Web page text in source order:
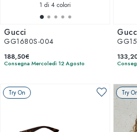
1 di 4 colori
Gucci
GG1680S-004
188,50€
Consegna Mercoledì 12 Agosto
Try On Try